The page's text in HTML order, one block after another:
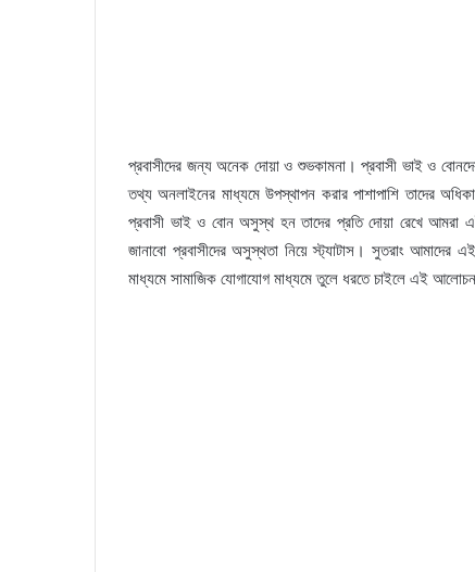
প্রবাসীদের জন্য অনেক দোয়া ও শুভকামনা। প্রবাসী ভাই ও
তথ্য অনলাইনের মাধ্যমে উপস্থাপন করার পাশাপাশি তাদের
প্রবাসী ভাই ও বোন অসুস্থ হন তাদের প্রতি দোয়া রেখে
জানাবো প্রবাসীদের অসুস্থতা নিয়ে স্ট্যাটাস। সুতরাং আমাদের
মাধ্যমে সামাজিক যোগাযোগ মাধ্যমে তুলে ধরতে চাইলে এই